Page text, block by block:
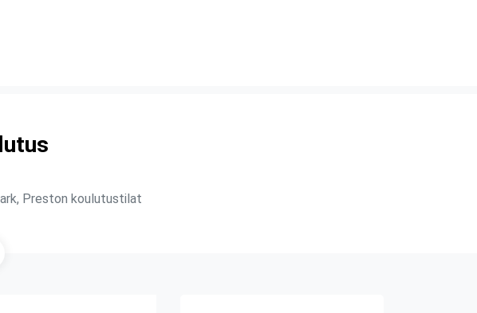
Preston koulutustilat